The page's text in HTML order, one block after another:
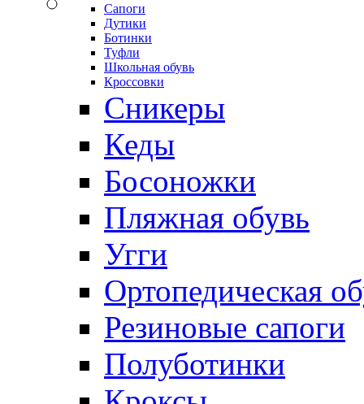
Сапоги
Дутики
Ботинки
Туфли
Школьная обувь
Кроссовки
Сникеры
Кеды
Босоножки
Пляжная обувь
Угги
Ортопедическая
Резиновые сапоги
Полуботинки